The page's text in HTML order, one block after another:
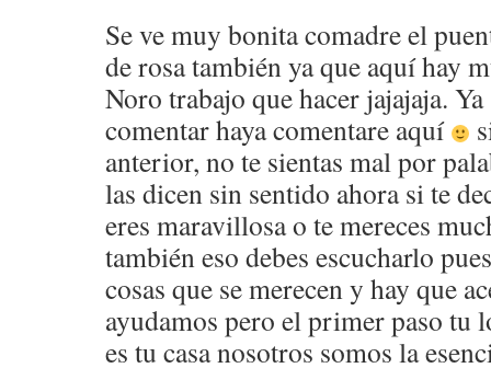
Se ve muy bonita comadre el
de rosa también ya que aquí hay
Noro trabajo que hacer jajajaja.
comentar haya comentare aquí
anterior, no te sientas mal por
las dicen sin sentido ahora si te
eres maravillosa o te mereces
también eso debes escucharlo
cosas que se merecen y hay que
ayudamos pero el primer paso tu
es tu casa nosotros somos la